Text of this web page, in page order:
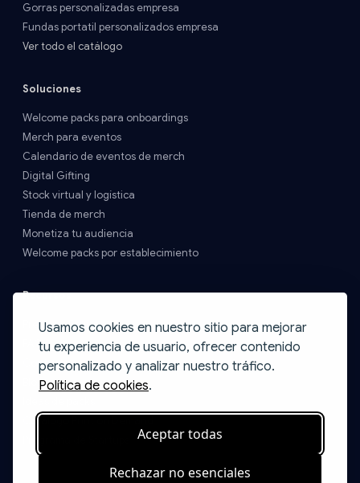
Usamos cookies en nuestro sitio para mejorar
tu experiencia de usuario, ofrecer contenido
personalizado y analizar nuestro tráfico.
Política de cookies.
Aceptar todas
Rechazar no esenciales
Gorras personalizadas empresa
Fundas portatil personalizados empresa
Ver todo el catálogo
Soluciones
Welcome packs para onboardings
Merch para eventos
Calendario de eventos de merch
Digital Gifting
Stock virtual y logística
Tienda de merch
Monetiza tu audiencia
Welcome packs por establecimiento
Recursos
Precios y Envíos
FAQs
Contacto
Blog
Catálogo Print on Demand